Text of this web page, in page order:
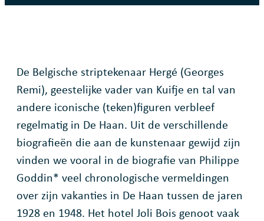
De Belgische striptekenaar Hergé (Georges
Remi), geestelijke vader van Kuifje en tal van
andere iconische (teken)figuren verbleef
regelmatig in De Haan. Uit de verschillende
biografieën die aan de kunstenaar gewijd zijn
vinden we vooral in de biografie van Philippe
Goddin* veel chronologische vermeldingen
over zijn vakanties in De Haan tussen de jaren
1928 en 1948. Het hotel Joli Bois genoot vaak